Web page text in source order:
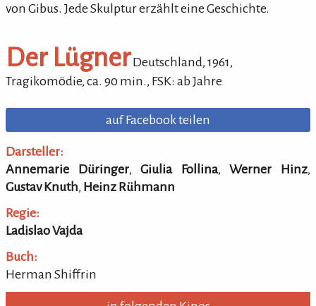
von Gibus. Jede Skulptur erzählt eine Geschichte.
Der Lügner Deutschland, 1961,
Tragikomödie, ca. 90 min., FSK: ab Jahre
auf Facebook teilen
Darsteller:
Annemarie Düringer,Giulia Follina,Werner Hinz,
Gustav Knuth, Heinz Rühmann
Regie:
Ladislao Vajda
Buch:
Herman Shiffrin